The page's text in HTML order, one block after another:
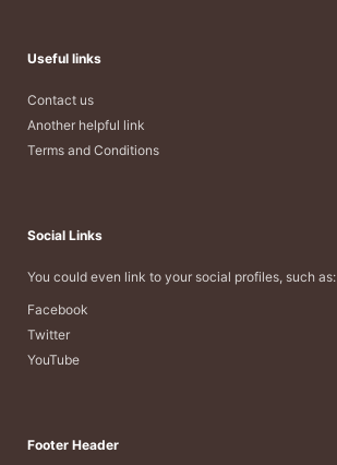
Useful links
Contact us
Another helpful link
Terms and Conditions
Social Links
You could even link to your social profiles, such as:
Facebook
Twitter
YouTube
Footer Header